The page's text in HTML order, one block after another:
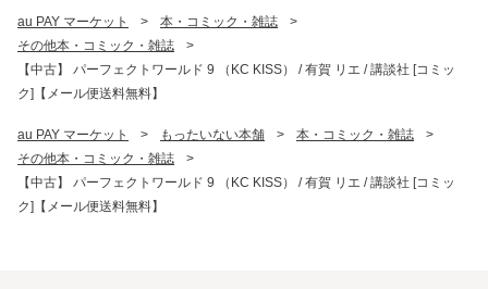
au PAY マーケット > 本・コミック・雑誌
>
その他本・コミック・雑誌
>
【中古】 パーフェクトワールド 9 （KC KISS） / 有賀 リエ / 講談社 [コミッ
ク]【メール便送料無料】
au PAY マーケット > もったいない本舗 > 本・コミック・雑誌
>
その他本・コミック・雑誌
>
【中古】 パーフェクトワールド 9 （KC KISS） / 有賀 リエ / 講談社 [コミッ
ク]【メール便送料無料】